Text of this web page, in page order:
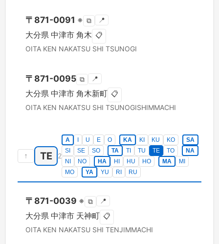
〒 871-0091 ※ ⧉ 📍
大分県 中津市 角木 📋
OITA KEN NAKATSU SHI TSUNOGI
〒 871-0095 ⧉ 📍
大分県 中津市 角木新町 📋
OITA KEN NAKATSU SHI TSUNOGISHIMMACHI
↑ TE 2
A U E O KA KI KU KO
SA
SI
SE SO TA TI TU TE TO
NA
NI
NO HA HI HU HO MA
MI
MO
YA YU RI RU
〒 871-0039 ※ ⧉ 📍
大分県 中津市 天神町 📋
OITA KEN NAKATSU SHI TENJIMMACHI